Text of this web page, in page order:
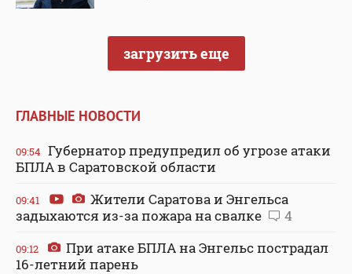
загрузить еще
ГЛАВНЫЕ НОВОСТИ
09:54 Губернатор предупредил об угрозе атаки
БПЛА в Саратовской области
09:41
Жители Саратова и Энгельса
задыхаются из-за пожара на свалке
4
09:12
При атаке БПЛА на Энгельс пострадал
16-летний парень